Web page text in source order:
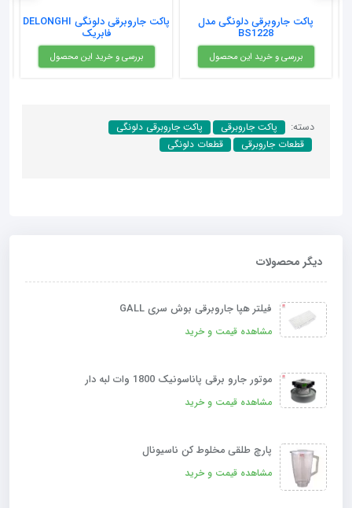
جاروبرقی دلونگی مدل
BS1228
بررسی و خرید این محصول
پاکت جاروبرقی دلونگی DELONGHI
بررسی و خرید این محصول
پاکت
دسته: پاکت جاروبرقی
پاکت جاروبرقی دلونگی
قطعات جاروبرقی
قطعات دلونگی
دیگر محصولات
فیلتر هپا جاروبرقی بوش سری GALL
مشاهده قیمت و خرید
موتور جارو برقی پاناسونیک 1800 وات لبه دار
مشاهده قیمت و خرید
پارچ طلقی مخلوط کن ناسیونال
مشاهده قیمت و خرید